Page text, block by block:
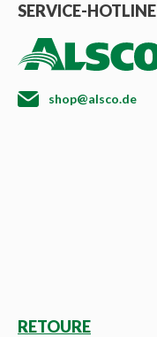
SERVICE-HOTLINE
shop@alsco.de
RETOURE